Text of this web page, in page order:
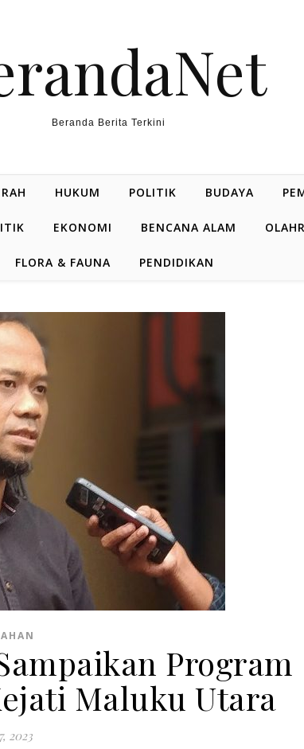
Beranda Berita Terkini
HUKUM POLITIK BUDAYA
EKONOMI BENCANA ALAM
FLORA & FAUNA PENDIDIKAN
Program
Maluku Utara
2023